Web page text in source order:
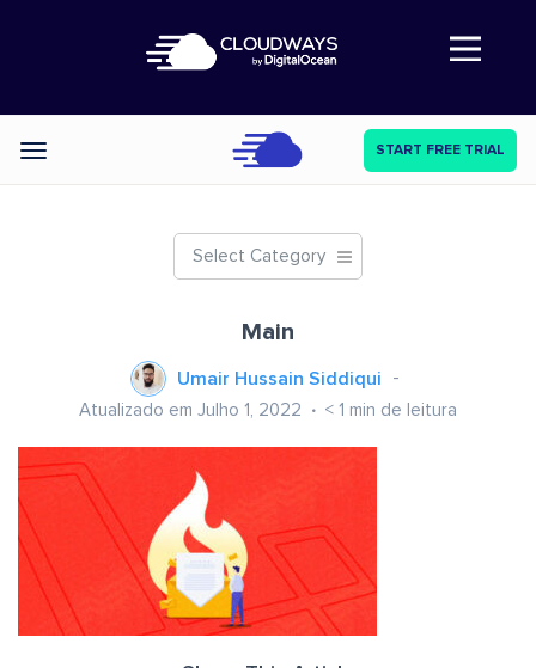
Abre a navegação
Categories START FREE TRIAL
Select Category
Main
Umair Hussain Siddiqui
Atualizado em Julho 1, 2022 < 1 min de leitura